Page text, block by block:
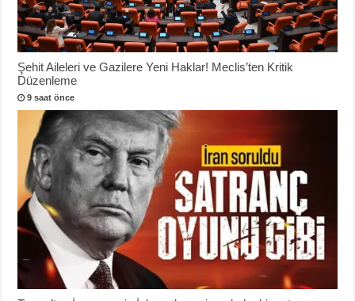
Şehit Aileleri ve Gazilere Yeni Haklar! Meclis’ten Kritik
Düzenleme
9 saat önce